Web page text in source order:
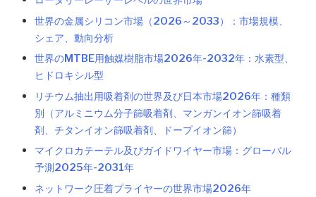
世界の金属シリコン市場（2026～2033）：市場規模、
シェア、動向分析
世界のMTBE用触媒樹脂市場2026年-2032年：水素型、
ヒドロキシル型
リチウム抽出用吸着剤の世界及び日本市場2026年：種類
別（アルミニウム分子篩吸着剤、マンガンイオン篩吸着
剤、チタンイオン篩吸着剤、ドープイオン篩）
マイクロカテーテル及びガイドワイヤー市場：グローバル
予測2025年-2031年
ネットワーク圧着プライヤーの世界市場2026年